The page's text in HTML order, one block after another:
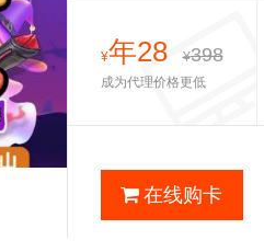
¥年28 ¥398
成为代理价格更低
在线购卡